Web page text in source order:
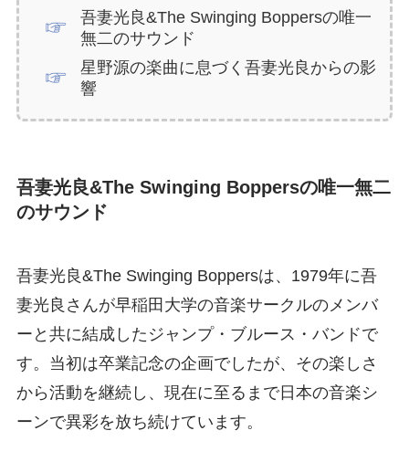
吾妻光良&The Swinging Boppersの唯一
無二のサウンド
星野源の楽曲に息づく吾妻光良からの影
響
吾妻光良&The Swinging Boppersの唯一無二
のサウンド
吾妻光良&The Swinging Boppersは、1979年に吾
妻光良さんが早稲田大学の音楽サークルのメンバ
ーと共に結成したジャンプ・ブルース・バンドで
す。当初は卒業記念の企画でしたが、その楽しさ
から活動を継続し、現在に至るまで日本の音楽シ
ーンで異彩を放ち続けています。